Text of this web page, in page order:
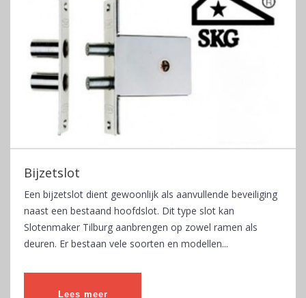
Bijzetslot
Een bijzetslot dient gewoonlijk als aanvullende beveiliging
naast een bestaand hoofdslot. Dit type slot kan
Slotenmaker Tilburg aanbrengen op zowel ramen als
deuren. Er bestaan vele soorten en modellen...
Lees meer